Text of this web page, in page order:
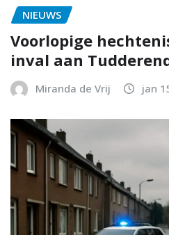
NIEUWS
Voorlopige
inval aan
Miranda de Vrij jan